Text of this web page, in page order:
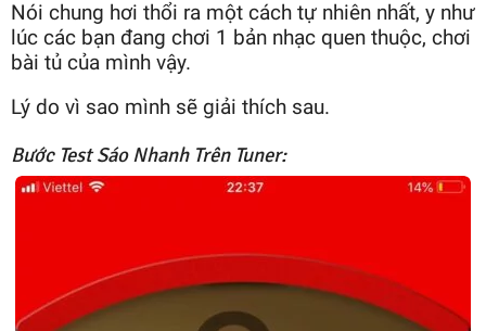
Nói chung hơi thổi ra một cách tự nhiên nhất, y như
lúc các bạn đang chơi 1 bản nhạc quen thuộc, chơi
bài tủ của mình vậy.
Lý do vì sao mình sẽ giải thích sau.
Bước Test Sáo Nhanh Trên Tuner: